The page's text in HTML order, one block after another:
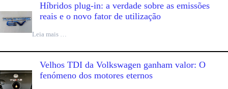
Híbridos plug-in: a verdade sobre as emissões
reais e o novo fator de utilização
Leia mais …
Velhos TDI da Volkswagen ganham valor: O
fenómeno dos motores eternos